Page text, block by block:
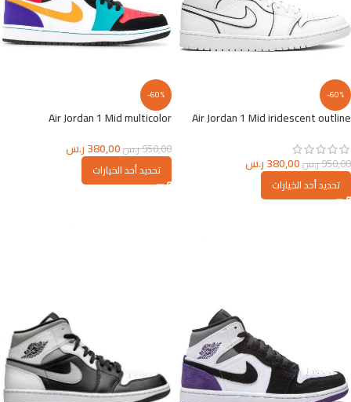
-60%
Air Jordan 1 Mid iridescent outline
950,00ر.س380,00ر.س
تحديد أحد الخيارات
-60%
Air Jordan 1 Mid multicolor
950,00ر.س380,00ر.س
تحديد أحد الخيارات